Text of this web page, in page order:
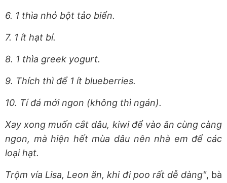
6. 1 thìa nhỏ bột tảo biển.
7. 1 ít hạt bí.
8. 1 thìa greek yogurt.
9. Thích thì để 1 ít blueberries.
10. Tí đá mới ngon (không thì ngán).
Xay xong muốn cắt dâu, kiwi để vào ăn cùng càng
ngon, mà hiện hết mùa dâu nên nhà em để các
loại hạt.
Trộm vía Lisa, Leon ăn, khi đi poo rất dễ dàng", bà